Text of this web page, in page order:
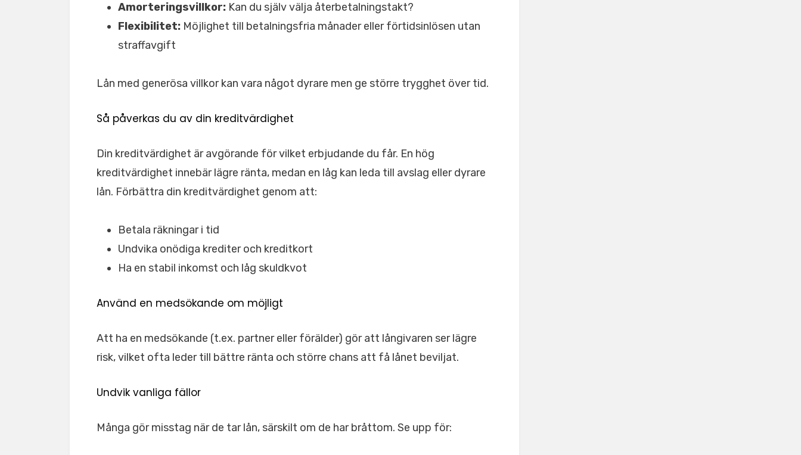
Amorteringsvillkor: Kan du själv välja återbetalningstakt?
Flexibilitet: Möjlighet till betalningsfria månader eller förtidsinlösen utan
straffavgift
Lån med generösa villkor kan vara något dyrare men ge större trygghet över tid.
Så påverkas du av din kreditvärdighet
Din kreditvärdighet är avgörande för vilket erbjudande du får. En hög
kreditvärdighet innebär lägre ränta, medan en låg kan leda till avslag eller dyrare
lån. Förbättra din kreditvärdighet genom att:
Betala räkningar i tid
Undvika onödiga krediter och kreditkort
Ha en stabil inkomst och låg skuldkvot
Använd en medsökande om möjligt
Att ha en medsökande (t.ex. partner eller förälder) gör att långivaren ser lägre
risk, vilket ofta leder till bättre ränta och större chans att få lånet beviljat.
Undvik vanliga fällor
Många gör misstag när de tar lån, särskilt om de har bråttom. Se upp för: